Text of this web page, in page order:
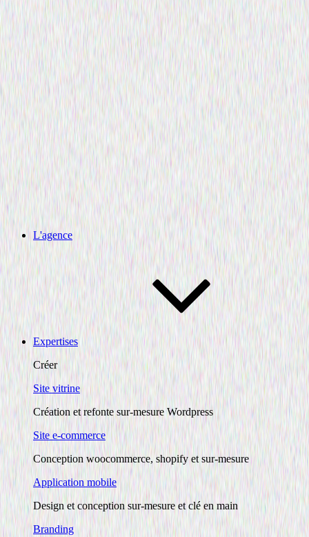
L'agence
Expertises
Créer
Site vitrine
Création et refonte sur-mesure Wordpress
Site e-commerce
Conception woocommerce, shopify et sur-mesure
Application mobile
Design et conception sur-mesure et clé en main
Branding